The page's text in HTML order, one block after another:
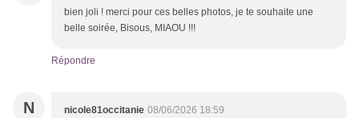
bien joli ! merci pour ces belles photos, je te souhaite une
belle soirée, Bisous, MIAOU !!!
Répondre
N nicole81occitanie 08/06/2026 18:59